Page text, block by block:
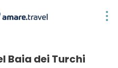
Baia dei Turchi